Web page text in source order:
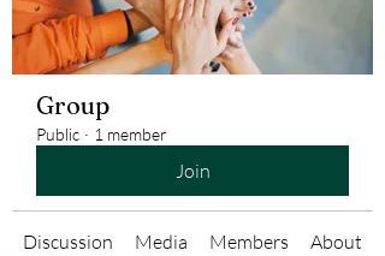
Group
Public · 1 member
Join
Discussion Media Members About